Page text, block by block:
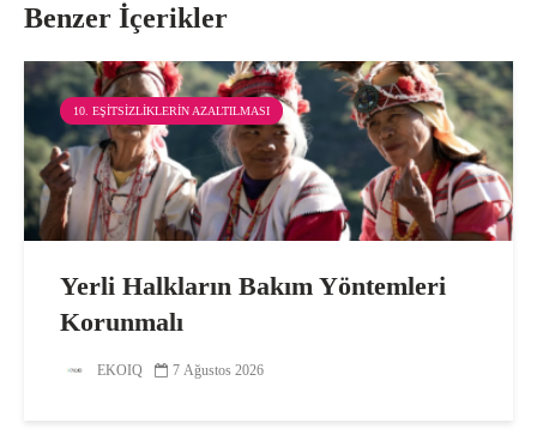
Benzer İçerikler
10. EŞITSIZLIKLERIN AZALTILMASI
Yerli Halkların Bakım Yöntemleri
Korunmalı
EKOIQ 7 Ağustos 2026